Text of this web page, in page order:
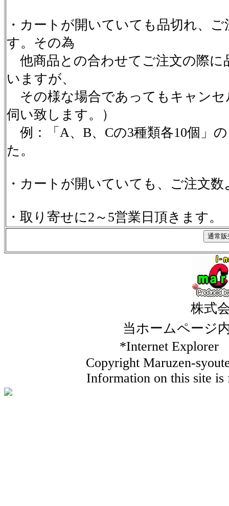
・カートが開いていても品切れ、
す。その為
他商品との合わせてご注文の際に
いますが、
その様な場合であってもキャンセ
伺い致します。）
例：「A、B、Cの3種類各10個」
た。
・カートが開いていても、ご注文
・取り寄せに2～5営業日頂きます。
株式
当ホームページ
*Internet
Copyright Maruzen-
Information on this site is